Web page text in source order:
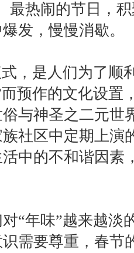
最热闹的节日，
发，慢慢消歇。
是人们为了顺
预作的文化设置
与神圣之二元世
社区中定期上演
中的不和谐因素
年味”越来越淡
需要尊重，春节